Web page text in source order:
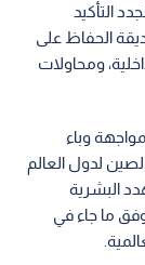
التأكيد
الحفاظ على
ومحاولات
وباء
لدول العالم
البشرية
ما جاء في